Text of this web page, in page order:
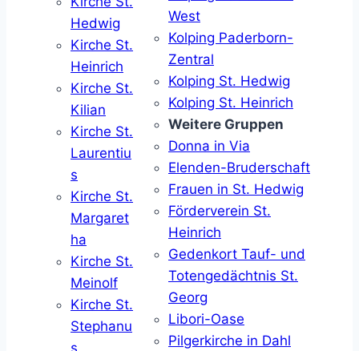
Hedwig
Kirche St.
Heinrich
Kirche St.
Kilian
Kirche St.
Laurentiu
s
Kirche St.
Margaret
ha
Kirche St.
Meinolf
Kirche St.
Stephanu
s
West
Kolping Paderborn-
Zentral
Kolping St. Hedwig
Kolping St. Heinrich
Weitere Gruppen
Donna in Via
Elenden-Bruderschaft
Frauen in St. Hedwig
Förderverein St.
Heinrich
Gedenkort Tauf- und
Totengedächtnis St.
Georg
Libori-Oase
Pilgerkirche in Dahl